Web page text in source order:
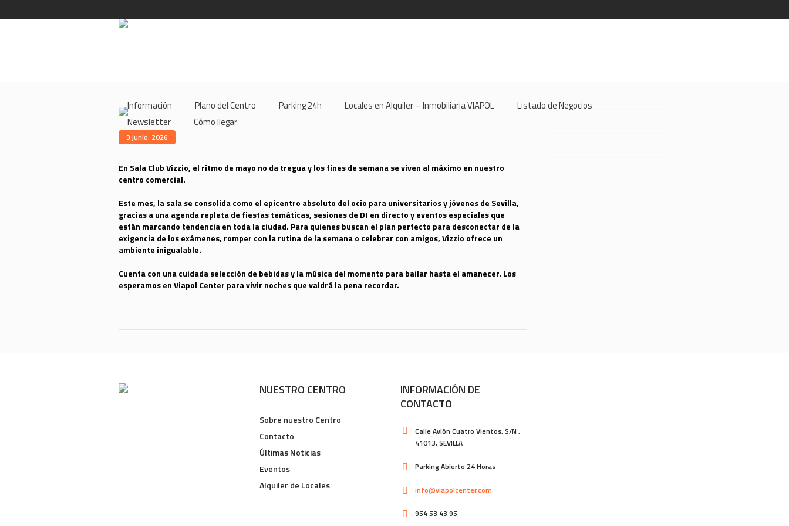
Información Plano del Centro Parking 24h Locales en Alquiler – Inmobiliaria VIAPOL
Listado de Negocios
Newsletter
Cómo llegar
3 junio, 2026
En Sala Club Vizzio, el ritmo de mayo no da tregua y los fines de semana se viven al máximo en nuestro
centro comercial.
Este mes, la sala se consolida como el epicentro absoluto del ocio para universitarios y jóvenes de Sevilla,
gracias a una agenda repleta de fiestas temáticas, sesiones de DJ en directo y eventos especiales que
están marcando tendencia en toda la ciudad. Para quienes buscan el plan perfecto para desconectar de la
exigencia de los exámenes, romper con la rutina de la semana o celebrar con amigos, Vizzio ofrece un
ambiente inigualable.
Cuenta con una cuidada selección de bebidas y la música del momento para bailar hasta el amanecer. Los
esperamos en Viapol Center para vivir noches que valdrá la pena recordar.
NUESTRO CENTRO
Sobre nuestro Centro
Contacto
Últimas Noticias
Eventos
Alquiler de Locales
INFORMACIÓN DE
CONTACTO
Calle Avión Cuatro Vientos, S/N ,
41013, SEVILLA
Parking Abierto 24 Horas
info@viapolcenter.com
954 53 43 95